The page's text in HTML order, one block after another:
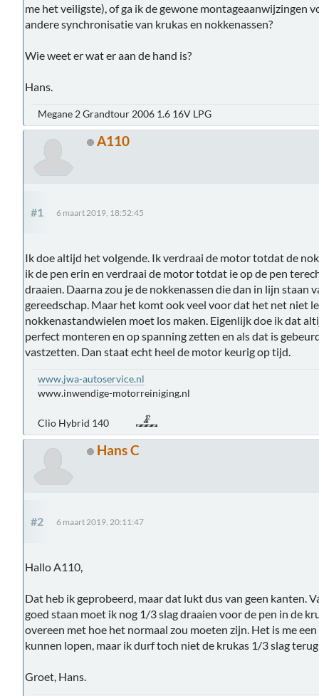
me het veiligste), of ga ik de gewone montageaanwijzingen
andere synchronisatie van krukas en nokkenassen?
Wie weet er wat er aan de hand is?
Hans.
Megane 2 Grandtour 2006 1.6 16V LPG
A110
#1 6 maart 2019, 18:52:45
Ik doe altijd het volgende. Ik verdraai de motor totdat de
ik de pen erin en verdraai de motor totdat ie op de pen
draaien. Daarna zou je de nokkenassen die dan in lijn staan
gereedschap. Maar het komt ook veel voor dat het net niet
nokkenastandwielen moet los maken. Eigenlijk doe ik dat
perfect monteren en op spanning zetten en als dat is
vastzetten. Dan staat echt heel de motor keurig op tijd.
www.jwa-autoservice.nl
www.inwendige-motorreiniging.nl
Clio Hybrid 140
Hans C
#2 6 maart 2019, 20:11:47
Hallo A110,
Dat heb ik geprobeerd, maar dat lukt dus van geen kanten.
goed staan moet ik nog 1/3 slag draaien voor de pen in de
overeen met hoe het normaal zou moeten zijn. Het is me
kunnen lopen, maar ik durf toch niet de krukas 1/3 slag
Groet, Hans.